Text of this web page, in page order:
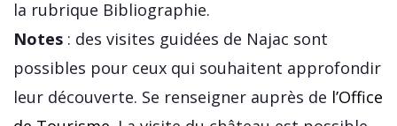
la rubrique Bibliographie.
Notes : des visites guidées de Najac sont
possibles pour ceux qui souhaitent approfondir
leur découverte. Se renseigner auprès de l’Office